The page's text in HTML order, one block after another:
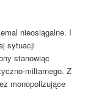
nieosiągalne. I
sytuacji
stanowiąc
miltarnego. Z
monopolizujące